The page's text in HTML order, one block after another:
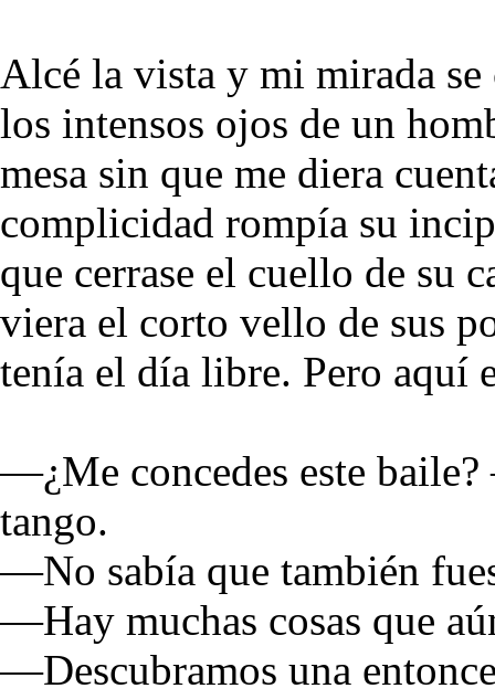
Alcé la vista y mi mirada
los intensos ojos de un
mesa sin que me diera
complicidad rompía su
que cerrase el cuello de su
viera el corto vello de sus
tenía el día libre. Pero aquí
—¿Me concedes este
tango.
—No sabía que también
—Hay muchas cosas que
—Descubramos una